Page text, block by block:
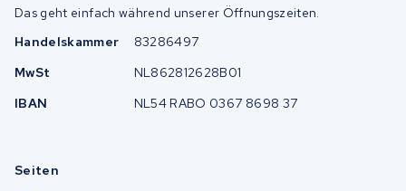
Das geht einfach während unserer Öffnungszeiten.
Handelskammer
83286497
MwSt
NL862812628B01
IBAN
NL54 RABO 0367 8698 37
Seiten